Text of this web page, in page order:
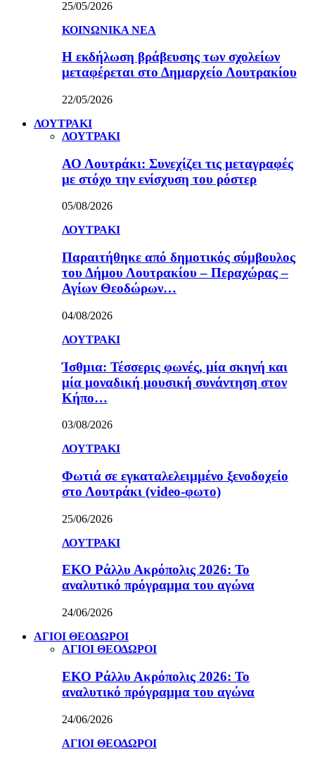
25/05/2026
ΚΟΙΝΩΝΙΚΑ ΝΕΑ
Η εκδήλωση βράβευσης των σχολείων
μεταφέρεται στο Δημαρχείο Λουτρακίου
22/05/2026
ΛΟΥΤΡΑΚΙ
ΛΟΥΤΡΑΚΙ
ΑΟ Λουτράκι: Συνεχίζει τις μεταγραφές
με στόχο την ενίσχυση του ρόστερ
05/08/2026
ΛΟΥΤΡΑΚΙ
Παραιτήθηκε από δημοτικός σύμβουλος
του Δήμου Λουτρακίου – Περαχώρας –
Αγίων Θεοδώρων…
04/08/2026
ΛΟΥΤΡΑΚΙ
Ίσθμια: Τέσσερις φωνές, μία σκηνή και
μία μοναδική μουσική συνάντηση στον
Κήπο…
03/08/2026
ΛΟΥΤΡΑΚΙ
Φωτιά σε εγκαταλελειμμένο ξενοδοχείο
στο Λουτράκι (video-φωτο)
25/06/2026
ΛΟΥΤΡΑΚΙ
ΕΚΟ Ράλλυ Ακρόπολις 2026: Το
αναλυτικό πρόγραμμα του αγώνα
24/06/2026
ΑΓΙΟΙ ΘΕΟΔΩΡΟΙ
ΑΓΙΟΙ ΘΕΟΔΩΡΟΙ
ΕΚΟ Ράλλυ Ακρόπολις 2026: Το
αναλυτικό πρόγραμμα του αγώνα
24/06/2026
ΑΓΙΟΙ ΘΕΟΔΩΡΟΙ